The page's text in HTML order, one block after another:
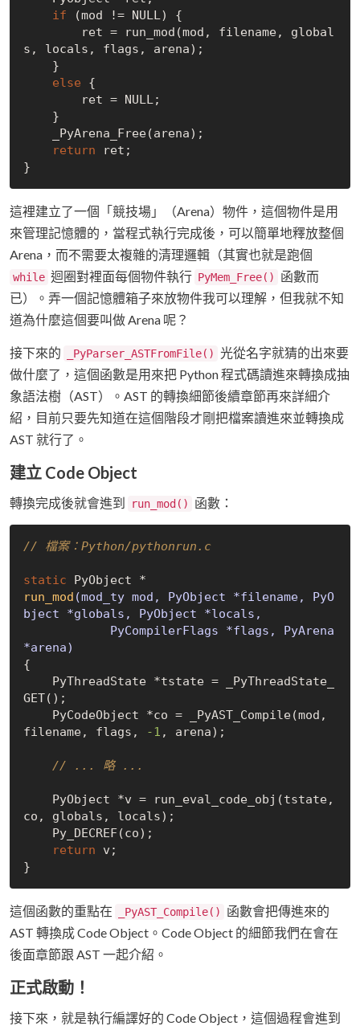
if (mod != NULL) {
s, locals, flags, arena);
else {
        ret =
NULL;
return ret;
這裡建立了一個「競技場」（Arena）物件，這個物件是用
來管理記憶體的，當程式執行完成後，可以簡單地釋放整個
Arena，而不需要太複雜的清理邏輯（其實也就是跑個
while 迴圈對裡面每個物件執行 PyMem_Free()
函數而
已）。弄一個記憶體箱子來放物件我可以理解，但我就不知
道為什麼這個要叫做 Arena 呢？
接下來的 _PyParser_ASTFromFile() 光從名字就猜的出來要
做什麼了，這個函數是用來把 Python 程式碼讀進來轉換成抽
象語法樹（AST）。AST 的轉換細節後續章節再來詳細介
紹，目前只要先知道在這個階段才剛把檔案讀進來並轉換成
AST 就行了。
建立 Code Object
轉換完成後就會進到 run_mod() 函數：
// 檔案：Python/pythonrun.c
static
run_mod (mod_ty mod, PyObject *filename, PyO
bject *globals, PyObject *locals,
*arena)
{
GET();
filename, flags,
-1 , arena);
// ... 略 ...
co, globals, locals);
return v;
這個函數的重點在 _PyAST_Compile()
函數會把傳進來的
AST 轉換成 Code Object。Code Object 的細節我們在會在
後面章節跟 AST 一起介紹。
正式啟動！
接下來，就是執行編譯好的 Code Object，這個過程會進到